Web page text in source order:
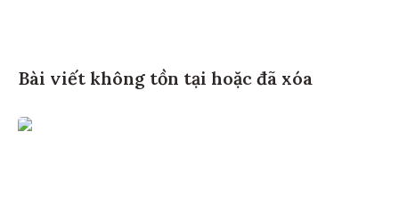
Bài viết không tồn tại hoặc đã xóa